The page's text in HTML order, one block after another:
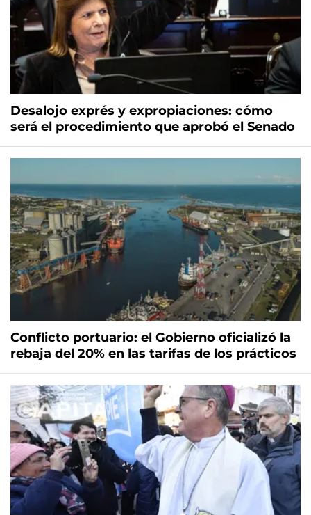
Desalojo exprés y expropiaciones: cómo
será el procedimiento que aprobó el Senado
Conflicto portuario: el Gobierno oficializó la
rebaja del 20% en las tarifas de los prácticos